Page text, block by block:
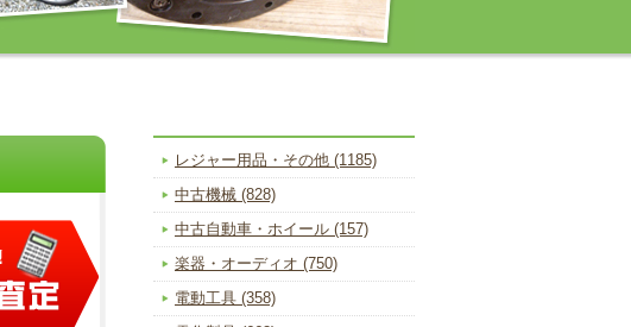
レジャー用品・その他 (1185)
中古機械 (828)
中古自動車・ホイール (157)
楽器・オーディオ (750)
電動工具 (358)